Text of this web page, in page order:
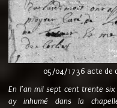
05/04/1736 acte de
En l'an mil sept cent trente
ay inhumé dans la